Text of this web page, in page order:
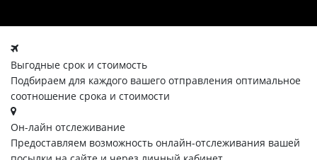
Выгодные срок и стоимость
Подбираем для каждого вашего отправления оптимальное
соотношение срока и стоимости
Он-лайн отслеживание
Предоставляем возможность онлайн-отслеживания вашей